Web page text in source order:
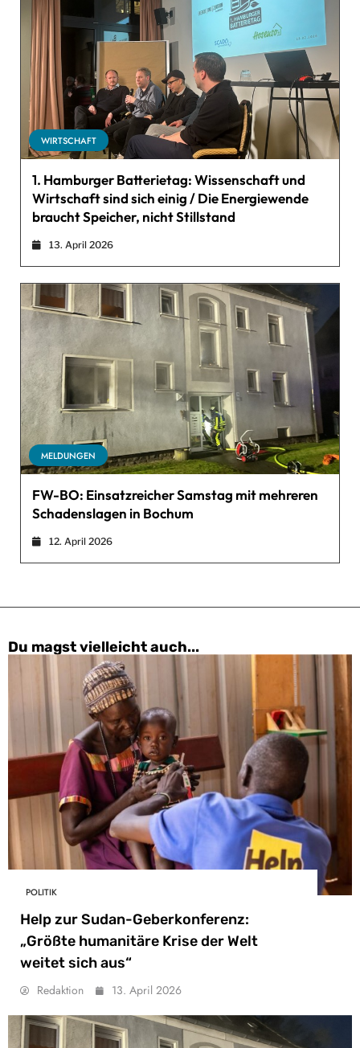
WIRTSCHAFT
1. Hamburger Batterietag: Wissenschaft und
Wirtschaft sind sich einig / Die Energiewende
braucht Speicher, nicht Stillstand
13. April 2026
MELDUNGEN
FW-BO: Einsatzreicher Samstag mit mehreren
Schadenslagen in Bochum
12. April 2026
Du magst vielleicht auch...
POLITIK
Help zur Sudan-Geberkonferenz:
„Größte humanitäre Krise der Welt
weitet sich aus“
Redaktion 13. April 2026